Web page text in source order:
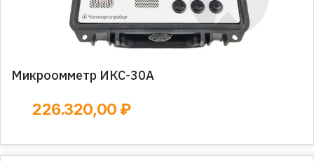
Микроомметр ИКС-30А
226.320,00 ₽